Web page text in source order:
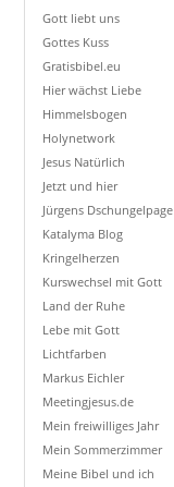
Gott liebt uns
Gottes Kuss
Gratisbibel.eu
Hier wächst Liebe
Himmelsbogen
Holynetwork
Jesus Natürlich
Jetzt und hier
Jürgens Dschungelpage
Katalyma Blog
Kringelherzen
Kurswechsel mit Gott
Land der Ruhe
Lebe mit Gott
Lichtfarben
Markus Eichler
Meetingjesus.de
Mein freiwilliges Jahr
Mein Sommerzimmer
Meine Bibel und ich